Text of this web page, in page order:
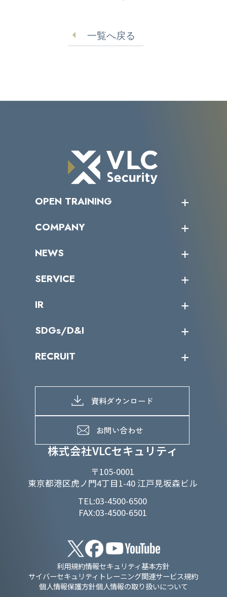
一覧へ戻る
株式会社VLCセキュリティ
〒105-0001
東京都港区虎ノ門4丁目1-40 江戸見坂森ビル
TEL:03-4500-6500
FAX:03-4500-6501
OPEN TRAINING
受講者の声
COMPANY
トップメッセージ
ミッション／ビジョン
パートナー企業一覧
NEWS
サイバーニュース
SERVICE
カテゴリー別サービス一覧
IR
IRカレンダー
IRライブラリー
よくあるご質問
SDGs/D&I
当グループのマテリアリティ
SDGs推進体制
D&Iの取り組み
RECRUIT
募集職種一覧
メッセージ
メンバーインタビュー
資料ダウンロード
お問い合わせ
利用規約情報セキュリティ基本方針
サイバーセキュリティトレーニング関連サービス規約
個人情報保護方針個人情報の取り扱いについて